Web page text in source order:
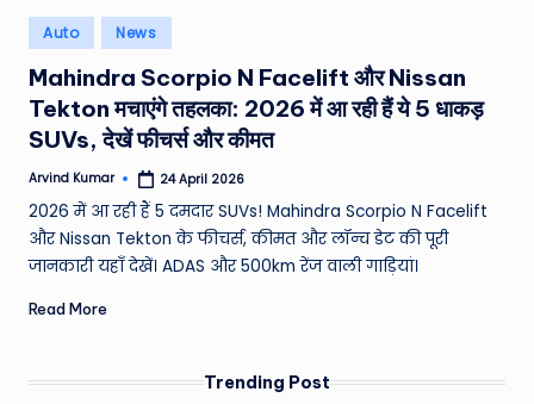
Posted
in
Auto News
Mahindra Scorpio N Facelift और Nissan
Tekton मचाएंगे तहलका: 2026 में आ रही हैं ये 5 धाकड़
SUVs, देखें फीचर्स और कीमत
Posted
Arvind Kumar 24 April 2026
2026 में आ रही हैं 5 दमदार SUVs! Mahindra Scorpio N Facelift
और Nissan Tekton के फीचर्स, कीमत और लॉन्च डेट की पूरी
जानकारी यहाँ देखें। ADAS और 500km रेंज वाली गाड़ियां।
Read More
Trending Post